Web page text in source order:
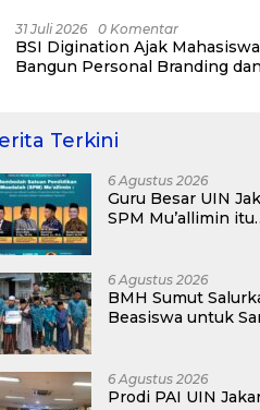
31 Juli 2026 0 Komentar
BSI Digination Ajak Mahasiswa
Bangun Personal Branding
Terkini
6 Agustus 2026
Guru Besar UIN
SPM Mu’allimin itu
6 Agustus 2026
BMH Sumut
Beasiswa untuk
6 Agustus 2026
Prodi PAI UIN